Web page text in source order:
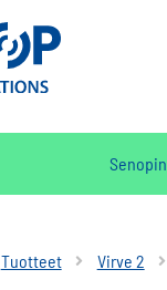
Senopin
Tuotteet Virve 2